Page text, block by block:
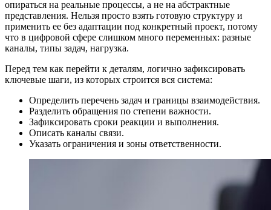
опираться на реальные процессы, а не на абстрактные
представления. Нельзя просто взять готовую структуру и
применить ее без адаптации под конкретный проект, потому
что в цифровой сфере слишком много переменных: разные
каналы, типы задач, нагрузка.
Перед тем как перейти к деталям, логично зафиксировать
ключевые шаги, из которых строится вся система:
Определить перечень задач и границы взаимодействия.
Разделить обращения по степени важности.
Зафиксировать сроки реакции и выполнения.
Описать каналы связи.
Указать ограничения и зоны ответственности.